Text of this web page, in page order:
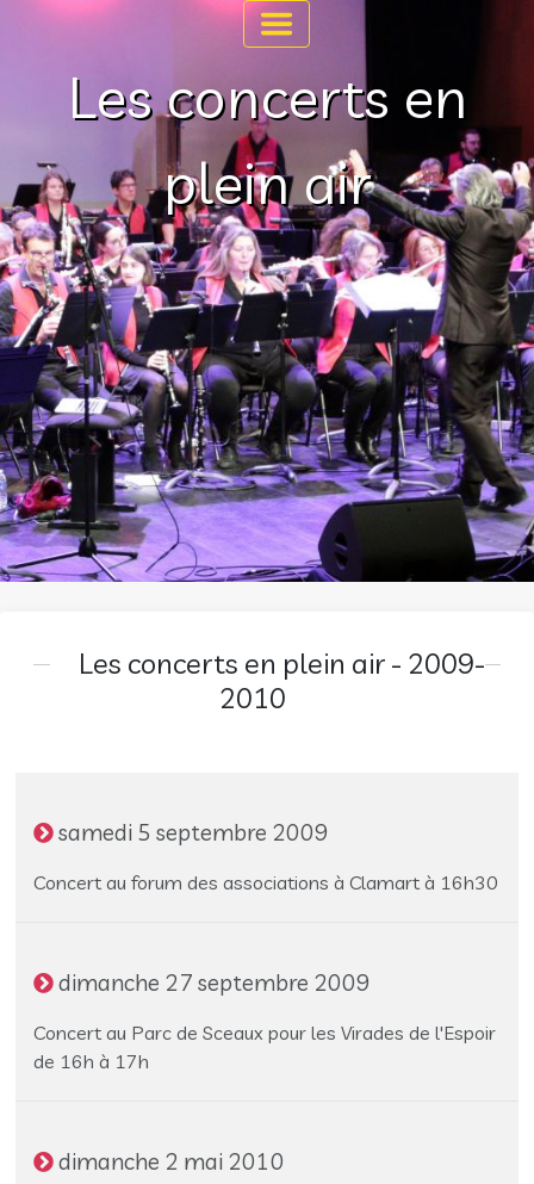
Les concerts en
plein air
Les concerts en plein air - 2009-
2010
samedi 5 septembre 2009
Concert au forum des associations à Clamart à 16h30
dimanche 27 septembre 2009
Concert au Parc de Sceaux pour les Virades de l'Espoir
de 16h à 17h
dimanche 2 mai 2010